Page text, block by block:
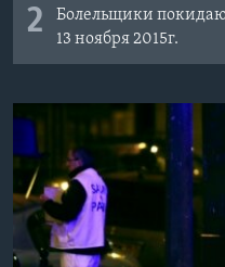
2
Болельщики
13 ноября 2015г.